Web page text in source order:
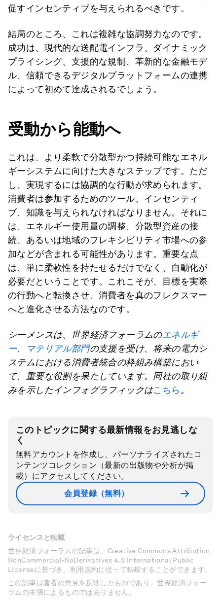
促すインセンティブを与えられるべきです。
結局のところ、これは複雑な協調努力なのです。
成功は、現代的な送配電インフラ、ダイナミック
プライシング、支援的な規制、革新的な金融モデ
ル、信頼できるデジタルプラットフォームの連携
によって初めて達成されるでしょう。
受動から能動へ
これは、より柔軟で分散型かつ持続可能なエネル
ギーシステムに向けた大きなステップです。ただ
し、実現するには協調的な行動が求められます。
消費者は参加するためのツール、インセンティ
ブ、知識を与えられなければなりません。それに
は、エネルギー使用量の調整、分散型資産の接
続、あるいは地域のフレキシビリティ市場への参
加などが含まれる可能性があります。重要な点
は、単に柔軟性を持たせるだけでなく、自動化が
必要だということです。これこそが、目標を実際
の行動へと転換させ、消費者を真のフレクスマー
へと進化させる方法なのです。
シーメンスは、世界経済フォーラムのエネルギ
ー、マテリアル部門の支援を受け、将来の電力シ
ステムにおける消費者統合の枠組み構築におい
て、重要な役割を果たしています。同社の取り組
みを示したインフォグラフィックはこちら 。
このトピックに関する最新情報をお見逃しな
く
無料アカウントを作成し、パーソナライズされたコ
ンテンツコレクション（最新の出版物や分析が掲
載）にアクセスしてください。
会員登録（無料）
ライセンスと転載
世界経済フォーラムの記事は、Creative Commons Attribution-
NonCommercial-NoDerivatives 4.0 International Public
Licenseに基づき、利用規約に従って転載することができます。
この記事は著者の意見を反映したものであり、世界経済フォー
ラムの主張によるものではありません。